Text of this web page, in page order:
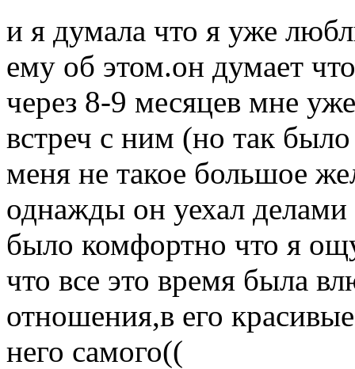
и я думала что я уже
ему об этом.он думает
через 8-9 месяцев мне
встреч с ним (но так
меня не такое большое
однажды он уехал делами
было комфортно что я
что все это время была
отношения,в его
него самого((